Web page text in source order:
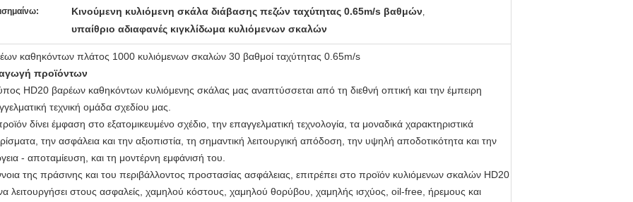
Κινούμενη κυλιόμενη σκάλα διάβασης πεζών ταχύτητας 0.65m/s βαθμών,
υπαίθριο αδιαφανές κιγκλίδωμα κυλιόμενων σκαλών
καθηκόντων πλάτος 1000 κυλιόμενων σκαλών 30 βαθμοί ταχύτητας 0.65m/s
προϊόντων
HD20 βαρέων καθηκόντων κυλιόμενης σκάλας μας αναπτύσσεται από τη διεθνή οπτική και την έμπειρη
τεχνική ομάδα σχεδίου μας.
δίνει έμφαση στο εξατομικευμένο σχέδιο, την επαγγελματική τεχνολογία, τα μοναδικά χαρακτηριστικά
την ασφάλεια και την αξιοπιστία, τη σημαντική λειτουργική απόδοση, την υψηλή αποδοτικότητα και την
- αποταμίευση, και τη μοντέρνη εμφάνισή του.
της πράσινης και του περιβάλλοντος προστασίας ασφάλειας, επιτρέπει στο προϊόν κυλιόμενων σκαλών HD20
λειτουργήσει στους ασφαλείς, χαμηλού κόστους, χαμηλού θορύβου, χαμηλής ισχύος, oil-free, ήρεμους και